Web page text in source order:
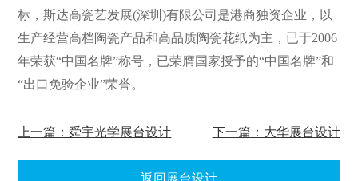
标，斯达高瓷艺发展(深圳)有限公司是港商独资企业，以
生产经营高档陶瓷产品和高品质陶瓷花纸为主，已于2006
年荣获“中国名牌”称号，已荣膺国家授予的“中国名牌”和
“出口免验企业”荣誉。
上一篇：舜宇光学展台设计 下一篇：大华展台设计